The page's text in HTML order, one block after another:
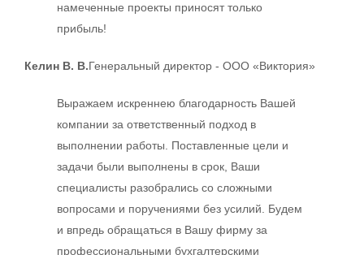
намеченные проекты приносят только
прибыль!
Келин В. В.Генеральный директор - ООО «Виктория»
Выражаем искреннею благодарность Вашей
компании за ответственный подход в
выполнении работы. Поставленные цели и
задачи были выполнены в срок, Ваши
специалисты разобрались со сложными
вопросами и поручениями без усилий. Будем
и впредь обращаться в Вашу фирму за
профессиональными бухгалтерскими